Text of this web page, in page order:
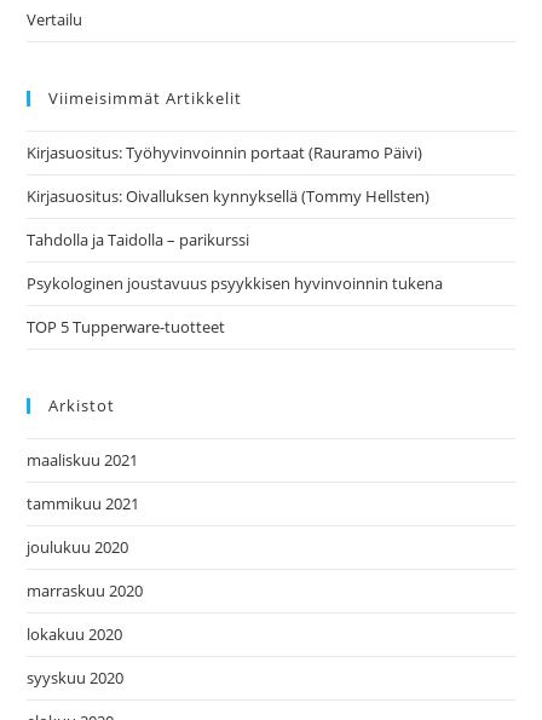
Vertailu
Viimeisimmät Artikkelit
Kirjasuositus: Työhyvinvoinnin portaat (Rauramo Päivi)
Kirjasuositus: Oivalluksen kynnyksellä (Tommy Hellsten)
Tahdolla ja Taidolla – parikurssi
Psykologinen joustavuus psyykkisen hyvinvoinnin tukena
TOP 5 Tupperware-tuotteet
Arkistot
maaliskuu 2021
tammikuu 2021
joulukuu 2020
marraskuu 2020
lokakuu 2020
syyskuu 2020